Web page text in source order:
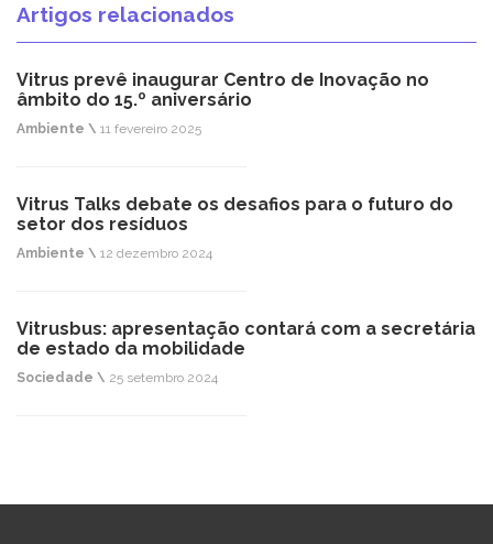
Artigos relacionados
Vitrus prevê inaugurar Centro de Inovação no
âmbito do 15.º aniversário
Ambiente \ 11 fevereiro 2025
Vitrus Talks debate os desafios para o futuro do
setor dos resíduos
Ambiente \ 12 dezembro 2024
Vitrusbus: apresentação contará com a secretária
de estado da mobilidade
Sociedade \ 25 setembro 2024